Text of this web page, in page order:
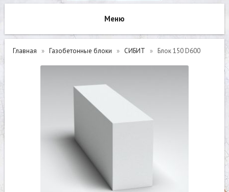
Главная Газобетонные блоки СИБИТ Блок 150 D600